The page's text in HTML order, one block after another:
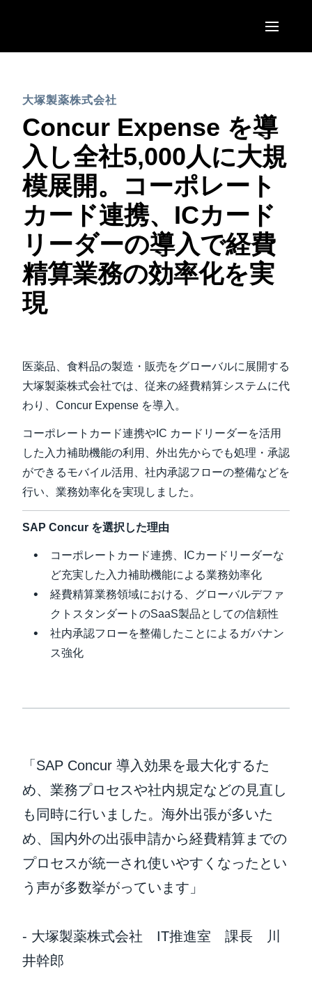
Canada (English)
Canada (Français)
México (Español)
Brasil (Português)
United Kingdom (English)
France (Français)
Deutschland (Deutsch)
Italia (Italiano)
Nederlands (English)
Sweden (English)
Belgium (English)
España (Español)
Norway (English)
ASIA PACIFIC
Australia (English)
India (English)
日本（日本語)
Singapore (English)
大塚製薬株式会社
Concur Expense を導
入し全社5,000人に大規
模展開。コーポレート
カード連携、ICカード
リーダーの導入で経費
精算業務の効率化を実
現
医薬品、食料品の製造・販売をグローバルに展開する
大塚製薬株式会社では、従来の経費精算システムに代
わり、Concur Expense を導入。
コーポレートカード連携やIC カードリーダーを活用
した入力補助機能の利用、外出先からでも処理・承認
ができるモバイル活用、社内承認フローの整備などを
行い、業務効率化を実現しました。
SAP Concur を選択した理由
コーポレートカード連携、ICカードリーダーな
ど充実した入力補助機能による業務効率化
経費精算業務領域における、グローバルデファ
クトスタンダートのSaaS製品としての信頼性
社内承認フローを整備したことによるガバナン
ス強化
「SAP Concur 導入効果を最大化するた
め、業務プロセスや社内規定などの見直し
も同時に行いました。海外出張が多いた
め、国内外の出張申請から経費精算までの
プロセスが統一され使いやすくなったとい
う声が多数挙がっています」
- 大塚製薬株式会社 IT推進室 課長 川
井幹郎